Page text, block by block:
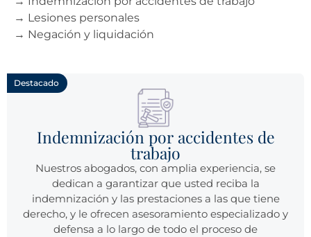
→ Lesiones personales
→ Negación y liquidación
Destacado
Indemnización por accidentes de
trabajo
Nuestros abogados, con amplia experiencia, se
dedican a garantizar que usted reciba la
indemnización y las prestaciones a las que tiene
derecho, y le ofrecen asesoramiento especializado y
defensa a lo largo de todo el proceso de